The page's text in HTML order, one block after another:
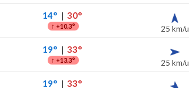
14°| 30°
↑ +10.3° 25 km/u
19°| 33°
↑ +13.3° 25 km/u
19°| 33°